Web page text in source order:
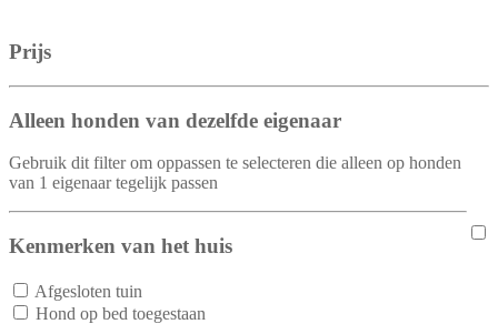
Prijs
Alleen honden van dezelfde eigenaar
Gebruik dit filter om oppassen te selecteren die alleen op honden
van 1 eigenaar tegelijk passen
Kenmerken van het huis
Afgesloten tuin
Hond op bed toegestaan